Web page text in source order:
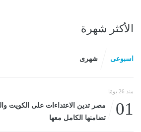
الأكثر شهرة
اسبوعى شهرى
منذ 26 يومًا
01
مصر تدين الاعتداءات على الكويت
تضامنها الكامل معها